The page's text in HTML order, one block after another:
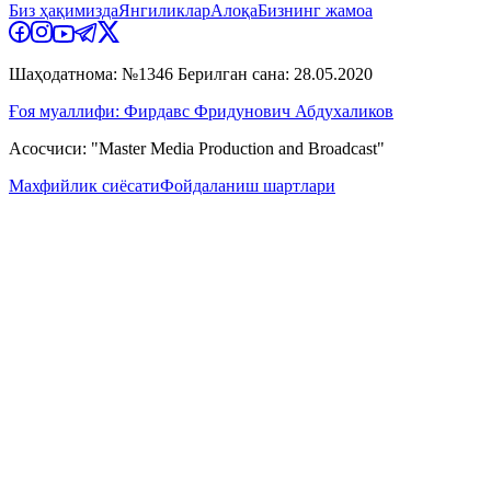
Биз ҳақимиздаЯнгиликларАлоқаБизнинг жамоа
Шаҳодатнома: №1346 Берилган сана: 28.05.2020
Ғоя муаллифи: Фирдавс Фридунович Абдухаликов
Асосчиси: "Master Media Production and Broadcast"
Махфийлик сиёсатиФойдаланиш шартлари